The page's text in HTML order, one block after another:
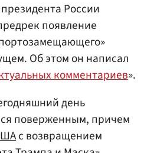
России
появление
Об этом он написал
комментариев».
день
поверженным, причем
с возвращением